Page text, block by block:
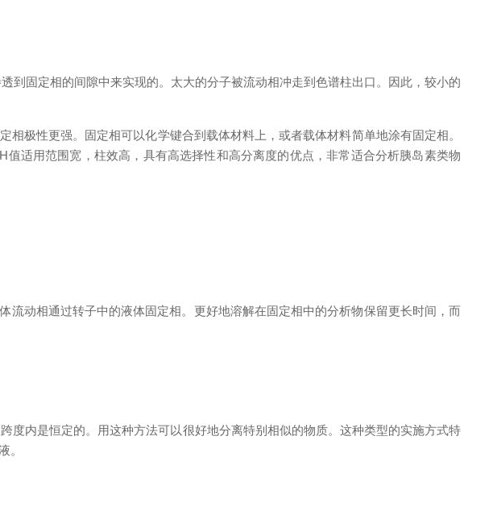
固定相的间隙中来实现的。太大的分子被流动相冲走到色谱柱出口。因此，较小的
性更强。固定相可以化学键合到载体材料上，或者载体材料简单地涂有固定相。
适用范围宽，柱效高，具有高选择性和高分离度的优点，非常适合分析胰岛素类物
动相通过转子中的液体固定相。更好地溶解在固定相中的分析物保留更长时间，而
内是恒定的。用这种方法可以很好地分离特别相似的物质。这种类型的实施方式特
。